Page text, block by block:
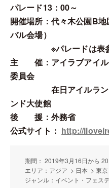
パレード13：00～
開催場所：代々木公園B
バル会場）
※パレードは表参
主 催：アイラブアイル
委員会
在日アイルランド
ンド大使館
後 援：外務省
公式サイト： http://
期間： 2019年3月16日から
エリア：アジア > 日本 > 東京
ジャンル：イベント・フェス